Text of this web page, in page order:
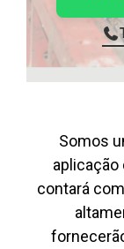
Somos
aplicação
contará